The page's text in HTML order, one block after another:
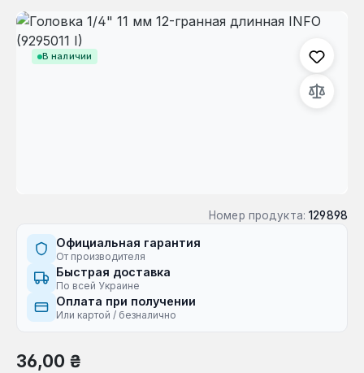
В наличии
Пропустить галерею изображений
Номер продукта: 129898
Официальная гарантия
От производителя
Быстрая доставка
По всей Украине
Оплата при получении
Или картой / безналично
Обычная цена:
36,00 ₴